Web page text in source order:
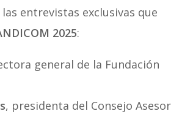
entrevistas exclusivas que
2025:
general de la Fundación
, presidenta del Consejo Asesor